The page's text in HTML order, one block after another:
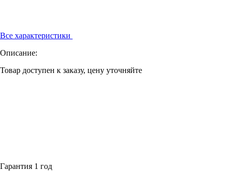
Все характеристики
Описание:
Товар доступен к заказу, цену уточняйте
Гарантия 1 год